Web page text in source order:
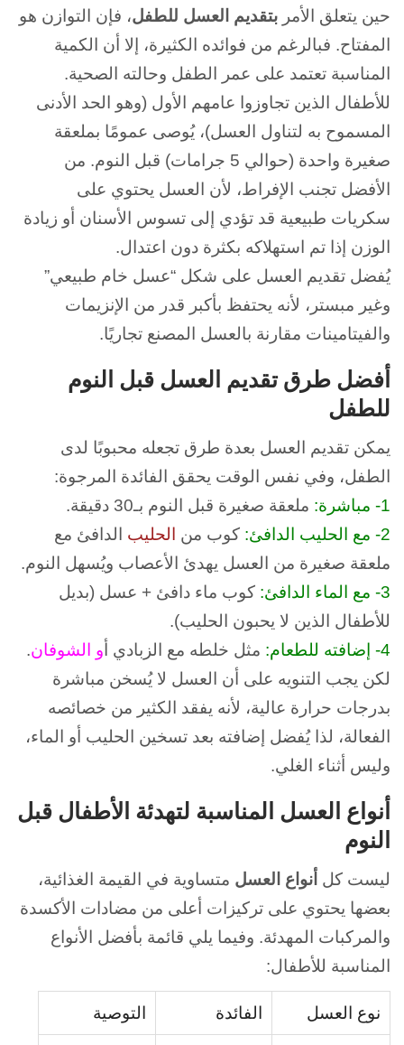
حين يتعلق الأمر بتقديم العسل للطفل، فإن التوازن هو
المفتاح. فبالرغم من فوائده الكثيرة، إلا أن الكمية
المناسبة تعتمد على عمر الطفل وحالته الصحية.
للأطفال الذين تجاوزوا عامهم الأول (وهو الحد الأدنى
المسموح به لتناول العسل)، يُوصى عمومًا بملعقة
صغيرة واحدة (حوالي 5 جرامات) قبل النوم.
من
الأفضل تجنب الإفراط، لأن العسل يحتوي على
سكريات طبيعية قد تؤدي إلى تسوس الأسنان أو زيادة
الوزن إذا تم استهلاكه بكثرة دون اعتدال.
يُفضل تقديم العسل على شكل “عسل خام طبيعي”
وغير مبستر، لأنه يحتفظ بأكبر قدر من الإنزيمات
والفيتامينات مقارنة بالعسل المصنع تجاريًا.
أفضل طرق تقديم العسل قبل النوم
للطفل
يمكن تقديم العسل بعدة طرق تجعله محبوبًا لدى
الطفل، وفي نفس الوقت يحقق الفائدة المرجوة:
1- مباشرة:
ملعقة صغيرة قبل النوم بـ30 دقيقة.
2- مع الحليب الدافئ:
كوب من الحليب الدافئ مع
ملعقة صغيرة من العسل يهدئ الأعصاب ويُسهل النوم.
3- مع الماء الدافئ:
كوب ماء دافئ + عسل (بديل
للأطفال الذين لا يحبون الحليب).
4- إضافته للطعام:
مثل خلطه مع الزبادي أ و الشوفان.
لكن يجب التنويه على أن العسل لا يُسخن مباشرة
بدرجات حرارة عالية، لأنه يفقد الكثير من خصائصه
الفعالة، لذا يُفضل إضافته بعد تسخين الحليب أو الماء،
وليس أثناء الغلي.
أنواع العسل المناسبة لتهدئة الأطفال قبل
النوم
ليست كل أنواع العسل متساوية في القيمة الغذائية،
بعضها يحتوي على تركيزات أعلى من مضادات الأكسدة
والمركبات المهدئة. وفيما يلي قائمة بأفضل الأنواع
المناسبة للأطفال:
نوع العسل الفائدة التوصية